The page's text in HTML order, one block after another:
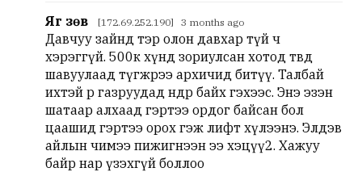
Яг зөв [172.69.252.190] 3 months ago
Давчуу зайнд тэр олон давхар түй ч
хэрэггүй. 500к хүнд зориулсан хотод төвдөө
шавуулаад түгжрээ архичид битүү. Талбай
ихтэй өөр газруудад өндөр байх гэхээс. Энэ эзэн
шатаар алхаад гэртээ ордог байсан бол
цаашид гэртээ орох гэж лифт хүлээнэ. Элдэв
айлын чимээ пижигнээн ээ хэцүү2. Хажуу
байр нар үзэхгүй боллоо